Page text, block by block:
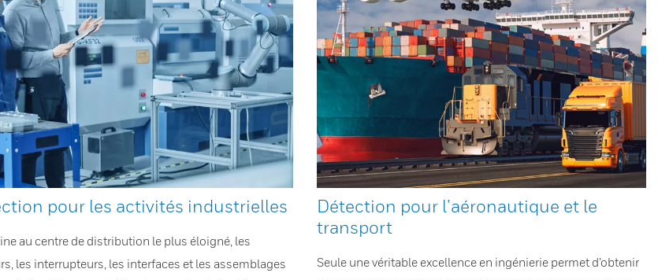
pour les activités industrielles
au centre de distribution le plus éloigné, les
les interrupteurs, les interfaces et les assemblages
Détection pour l’aéronautique et le
transport
Seule une véritable excellence en ingénierie permet d’obtenir